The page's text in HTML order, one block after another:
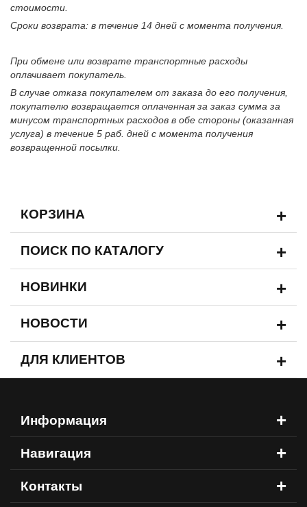
стоимости.
Сроки возврата: в течение 14 дней с момента получения.
При обмене или возврате транспортные расходы
оплачивает покупатель.
В случае отказа покупателем от заказа до его получения,
покупателю возвращается оплаченная за заказ сумма за
минусом транспортных расходов в обе стороны (оказанная
услуга) в течение 5 раб. дней с момента получения
возвращенной посылки.
КОРЗИНА +
ПОИСК ПО КАТАЛОГУ +
НОВИНКИ +
НОВОСТИ +
ДЛЯ КЛИЕНТОВ +
Информация +
Навигация +
Контакты +